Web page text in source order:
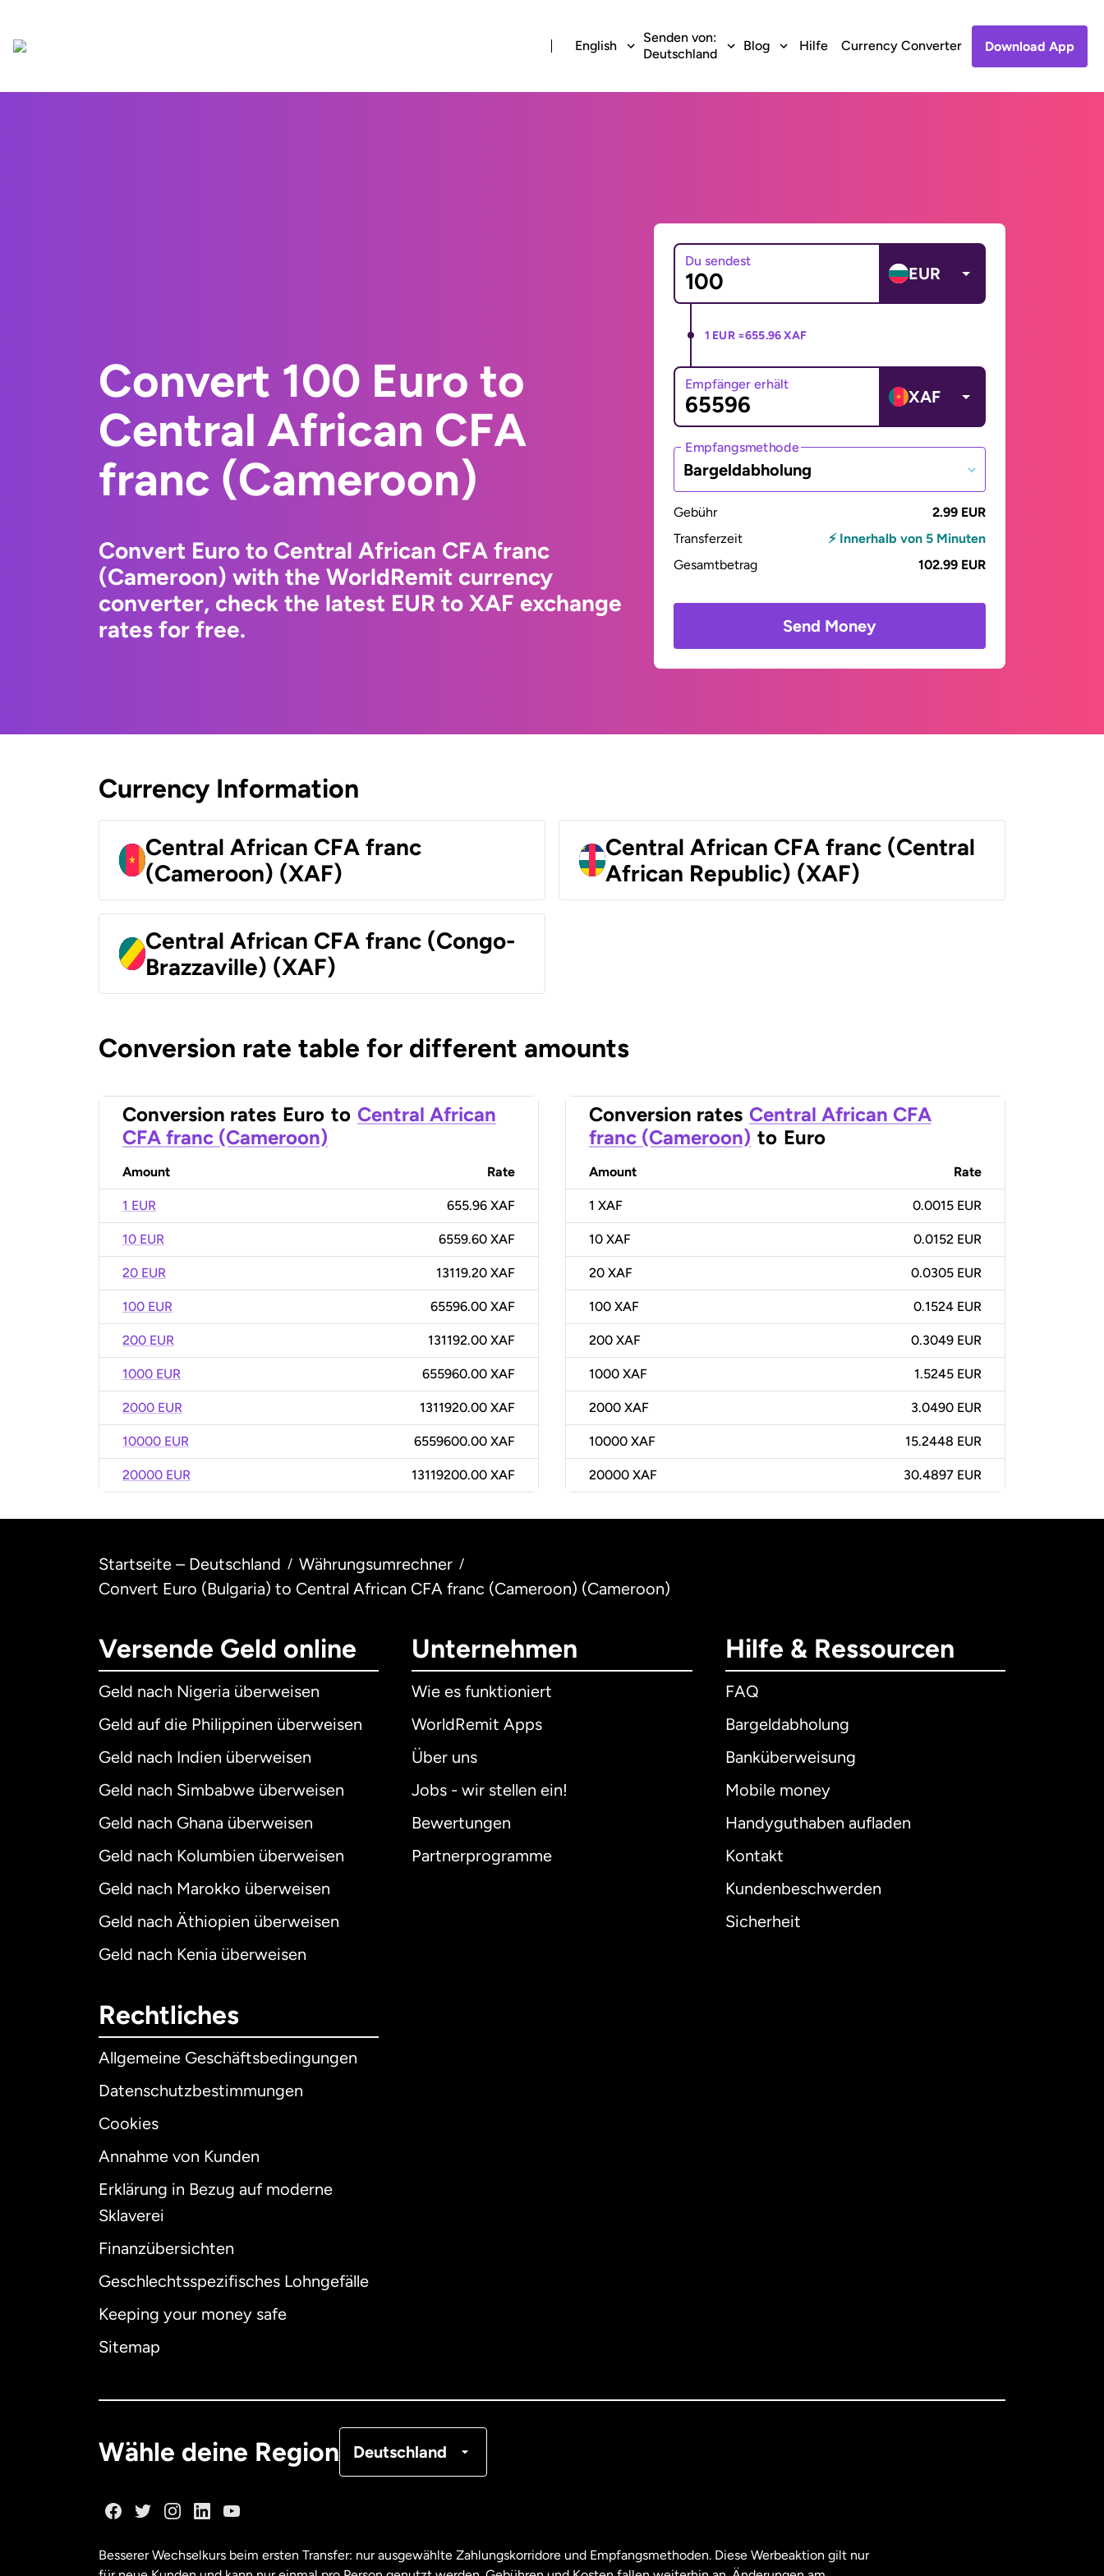
English
Senden von:
Deutschland
Blog Hilfe Currency Converter Download App
Convert 100 Euro to
Central African CFA
franc (Cameroon)
Convert Euro to Central African CFA franc
(Cameroon) with the WorldRemit currency
converter, check the latest EUR to XAF exchange
rates for free.
Du sendest
EUR
1 EUR =655.96 XAF
Empfänger erhält
XAF
Empfangsmethode
Bargeldabholung
Gebühr
2.99 EUR
Transferzeit
⚡ Innerhalb von 5 Minuten
Gesamtbetrag
102.99 EUR
Send Money
Currency Information
Central African CFA franc
(Cameroon) (XAF)
Central African CFA franc (Central
African Republic) (XAF)
Central African CFA franc (Congo-
Brazzaville) (XAF)
Conversion rate table for different amounts
Conversion rates Euro to Central African
CFA franc (Cameroon)
Amount Rate
1 EUR 655.96 XAF
10 EUR 6559.60 XAF
20 EUR 13119.20 XAF
100 EUR 65596.00 XAF
200 EUR 131192.00 XAF
1000 EUR 655960.00 XAF
2000 EUR 1311920.00 XAF
10000 EUR 6559600.00 XAF
20000 EUR 13119200.00 XAF
Conversion rates Central African CFA
franc (Cameroon) to Euro
Amount Rate
1 XAF 0.0015 EUR
10 XAF 0.0152 EUR
20 XAF 0.0305 EUR
100 XAF 0.1524 EUR
200 XAF 0.3049 EUR
1000 XAF 1.5245 EUR
2000 XAF 3.0490 EUR
10000 XAF 15.2448 EUR
20000 XAF 30.4897 EUR
Startseite – Deutschland / Währungsumrechner /
Convert Euro (Bulgaria) to Central African CFA franc (Cameroon) (Cameroon)
Versende Geld online
Geld nach Nigeria überweisen
Geld auf die Philippinen überweisen
Geld nach Indien überweisen
Geld nach Simbabwe überweisen
Geld nach Ghana überweisen
Geld nach Kolumbien überweisen
Geld nach Marokko überweisen
Geld nach Äthiopien überweisen
Geld nach Kenia überweisen
Unternehmen
Wie es funktioniert
WorldRemit Apps
Über uns
Jobs - wir stellen ein!
Bewertungen
Partnerprogramme
Hilfe & Ressourcen
FAQ
Bargeldabholung
Banküberweisung
Mobile money
Handyguthaben aufladen
Kontakt
Kundenbeschwerden
Sicherheit
Rechtliches
Allgemeine Geschäftsbedingungen
Datenschutzbestimmungen
Cookies
Annahme von Kunden
Erklärung in Bezug auf moderne
Sklaverei
Finanzübersichten
Geschlechtsspezifisches Lohngefälle
Keeping your money safe
Sitemap
Wähle deine Region Deutschland
Australien
Besserer Wechselkurs beim ersten Transfer: nur ausgewählte Zahlungskorridore und Empfangsmethoden. Diese Werbeaktion gilt nur